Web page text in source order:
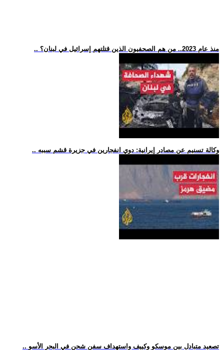
.. منذ عام 2023.. من هم الصحفيون الذين قتلتهم إسرائيل في لبنان؟
.. وكالة تسنيم عن مصادر إيرانية: دوي انفجارين في جزيرة قشم سببه
.. تصعيد متبادل بين موسكو وكييف واستهداف سفن شحن في البحر الأسو